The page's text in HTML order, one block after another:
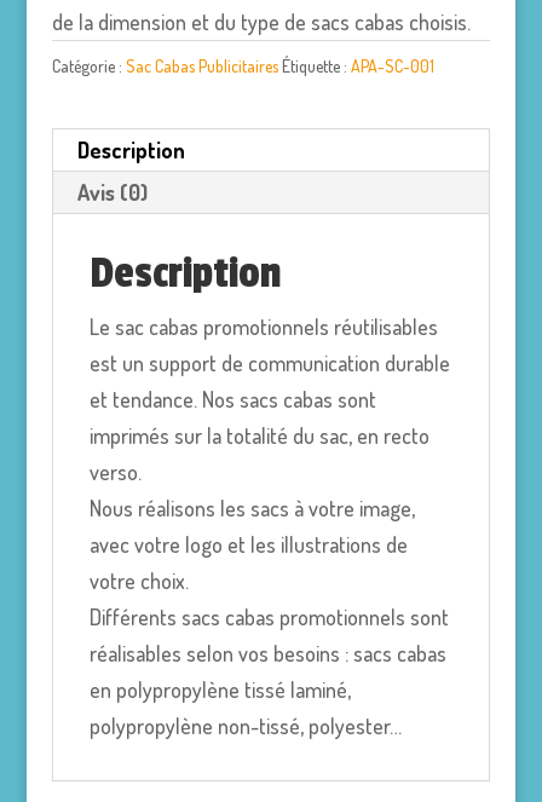
de la dimension et du type de sacs cabas choisis.
Catégorie : Sac Cabas Publicitaires Étiquette : APA-SC-001
Description
Avis (0)
Description
Le sac cabas promotionnels réutilisables
est un support de communication durable
et tendance. Nos sacs cabas sont
imprimés sur la totalité du sac, en recto
verso.
Nous réalisons les sacs à votre image,
avec votre logo et les illustrations de
votre choix.
Différents sacs cabas promotionnels sont
réalisables selon vos besoins : sacs cabas
en polypropylène tissé laminé,
polypropylène non-tissé, polyester…